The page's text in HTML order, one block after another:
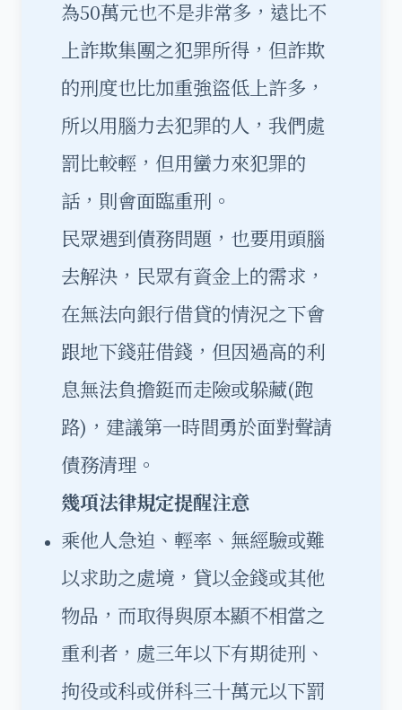
為50萬元也不是非常多，遠比不
上詐欺集團之犯罪所得，但詐欺
的刑度也比加重強盜低上許多，
所以用腦力去犯罪的人，我們處
罰比較輕，但用蠻力來犯罪的
話，則會面臨重刑。
民眾遇到債務問題，也要用頭腦
去解決，民眾有資金上的需求，
在無法向銀行借貸的情況之下會
跟地下錢莊借錢，但因過高的利
息無法負擔鋌而走險或躲藏(跑
路)，建議第一時間勇於面對聲請
債務清理。
幾項法律規定提醒注意
乘他人急迫、輕率、無經驗或難
以求助之處境，貸以金錢或其他
物品，而取得與原本顯不相當之
重利者，處三年以下有期徒刑、
拘役或科或併科三十萬元以下罰